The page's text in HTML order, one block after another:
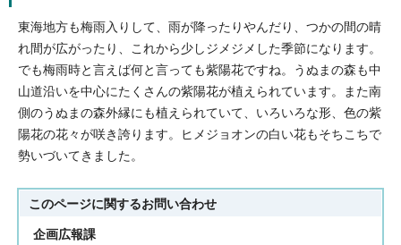
東海地方も梅雨入りして、雨が降ったりやんだり、つかの間の晴
れ間が広がったり、これから少しジメジメした季節になります。
でも梅雨時と言えば何と言っても紫陽花ですね。うぬまの森も中
山道沿いを中心にたくさんの紫陽花が植えられています。また南
側のうぬまの森外縁にも植えられていて、いろいろな形、色の紫
陽花の花々が咲き誇ります。ヒメジョオンの白い花もそちこちで
勢いづいてきました。
このページに関するお問い合わせ
企画広報課